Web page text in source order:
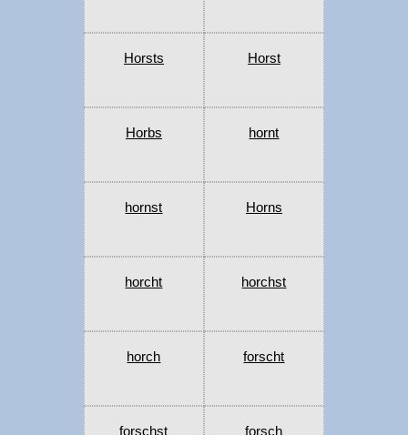
Horsts Horst
Horbs hornt
hornst Horns
horcht horchst
horch forscht
forschst forsch